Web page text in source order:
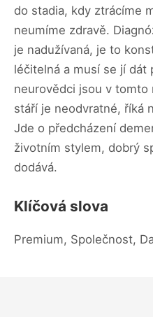
do stadia, kdy ztrácíme
neumíme zdravě.
je nadužívaná, je to
léčitelná a musí se jí dát
neurovědci jsou v
stáří je neodvratné, říká
Jde o předcházení
životním stylem, dobrý
dodává.
Klíčová slova
Premium, Společnost,